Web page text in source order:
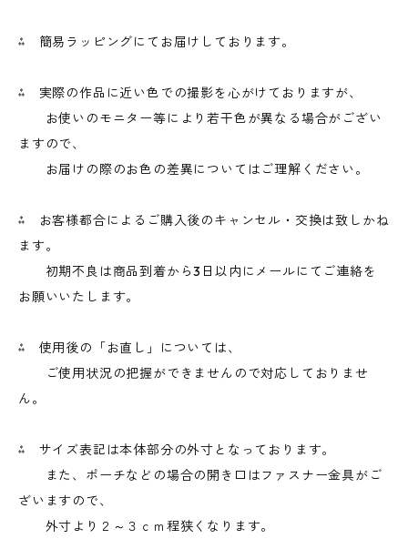
⁂ 簡易ラッピングにてお届けしております。
⁂ 実際の作品に近い色での撮影を心がけておりますが、
お使いのモニター等により若干色が異なる場合がござい
ますので、
お届けの際のお色の差異についてはご理解ください。
⁂ お客様都合によるご購入後のキャンセル・交換は致しかね
ます。
初期不良は商品到着から3日以内にメールにてご連絡を
お願いいたします。
⁂ 使用後の「お直し」については、
ご使用状況の把握ができませんので対応しておりませ
ん。
⁂ サイズ表記は本体部分の外寸となっております。
また、ポーチなどの場合の開き口はファスナー金具がご
ざいますので、
外寸より２～３ｃｍ程狭くなります。